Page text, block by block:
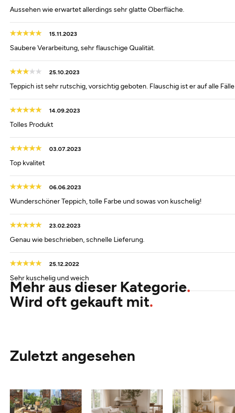
Aussehen wie erwartet allerdings sehr glatte Oberfläche.
15.11.2023
Saubere Verarbeitung, sehr flauschige Qualität.
25.10.2023
Teppich ist sehr rutschig, vorsichtig geboten. Flauschig ist er auf alle Fälle
14.09.2023
Tolles Produkt
03.07.2023
Top kvalitet
06.06.2023
Wunderschöner Teppich, tolle Farbe und sowas von kuschelig!
23.02.2023
Genau wie beschrieben, schnelle Lieferung.
25.12.2022
Sehr kuschelig und weich
Mehr aus dieser Kategorie
Wird oft gekauft mit
Zuletzt angesehen